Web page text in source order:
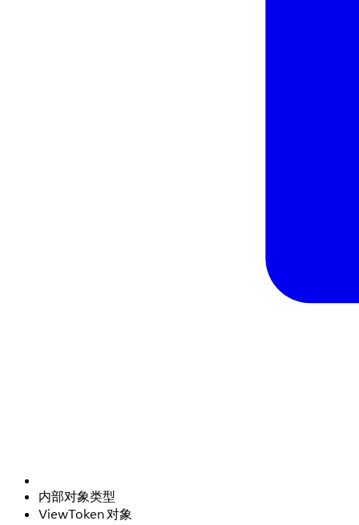
内部对象类型
ViewToken 对象